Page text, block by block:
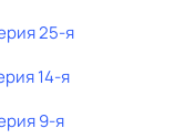
25-я
14-я
9-я